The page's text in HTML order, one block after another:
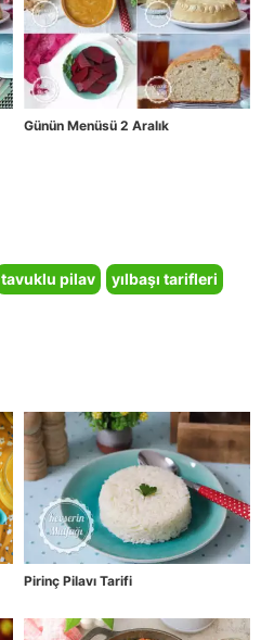
Günün Menüsü 2 Aralık
tavuklu pilav yılbaşı tarifleri
Pirinç Pilavı Tarifi